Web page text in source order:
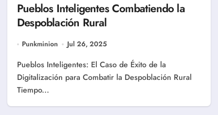
Pueblos Inteligentes Combatiendo la
Despoblación Rural
Punkminion Jul 26, 2025
Pueblos Inteligentes: El Caso de Éxito de la
Digitalización para Combatir la Despoblación Rural
Tiempo...